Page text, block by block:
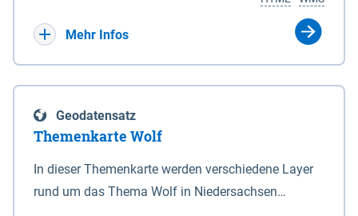
Deichbehörde durch Verordnung ausspricht. Für
enthalten. Sperrwerke Sperrwerke sind Bauwerke
mit Sperrvorrichtungen in Tidegewässern, die dem
Schutz eines Gebietes vor erhöhten Tiden, vor allem
vor Sturmfluten, zu dienen bestimmt sind (§2 Abs.3
Mehr Infos
Geodatensatz
Themenkarte Wolf
In dieser Themenkarte werden verschiedene Layer
rund um das Thema Wolf in Niedersachsen